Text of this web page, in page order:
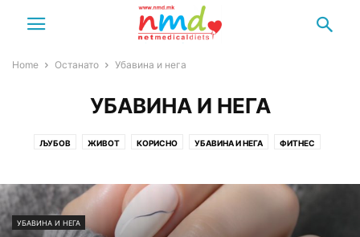
Home Останато Убавина и нега
УБАВИНА И НЕГА
ЉУБОВ ЖИВОТ КОРИСНО УБАВИНА И НЕГА ФИТНЕС
УБАВИНА И НЕГА